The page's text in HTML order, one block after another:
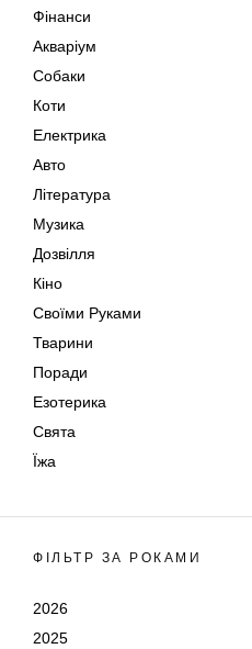
Фінанси
Акваріум
Собаки
Коти
Електрика
Авто
Література
Музика
Дозвілля
Кіно
Своїми Руками
Тварини
Поради
Езотерика
Свята
Їжа
ФІЛЬТР ЗА РОКАМИ
2026
2025